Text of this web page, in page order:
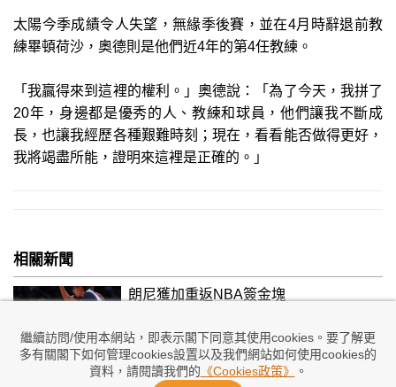
繼續訪問/使用本網站，即表示閣下同意其使用cookies。要了解更
多有關閣下如何管理cookies設置以及我們網站如何使用cookies的
資料，請閱讀我們的 《Cookies政策》 。
太陽今季成績令人失望，無緣季後賽，並在4月時辭退前教
練畢頓荷沙，奧德則是他們近4年的第4任教練。
「我贏得來到這裡的權利。」奧德說：「為了今天，我拼了
20年，身邊都是優秀的人、教練和球員，他們讓我不斷成
長，也讓我經歷各種艱難時刻；現在，看看能否做得更好，
我將竭盡所能，證明來這裡是正確的。」
相關新聞
朗尼獲加重返NBA簽金塊
布祿斯提前與太陽續約